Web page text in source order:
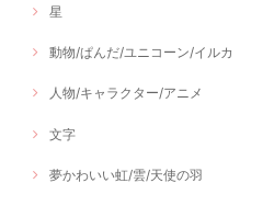
星
動物/ぱんだ/ユニコーン/イルカ
人物/キャラクター/アニメ
文字
夢かわいい虹/雲/天使の羽